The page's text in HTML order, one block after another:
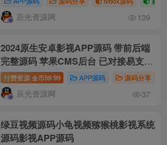
款/批量生成卡密
辰光资源网 139
2024原生安卓影视APP源码 带前后端
完整源码 苹果CMS后台 已对接易支付
及SDK开屏广告+对接文档+价值几百
的PC+手机网页端黑色大气影视模板
付费资源 金币59.99 APP源码 源码分享
辰光资源网 37
绿豆视频源码小龟视频猕猴桃影视系统
源码影视APP源码